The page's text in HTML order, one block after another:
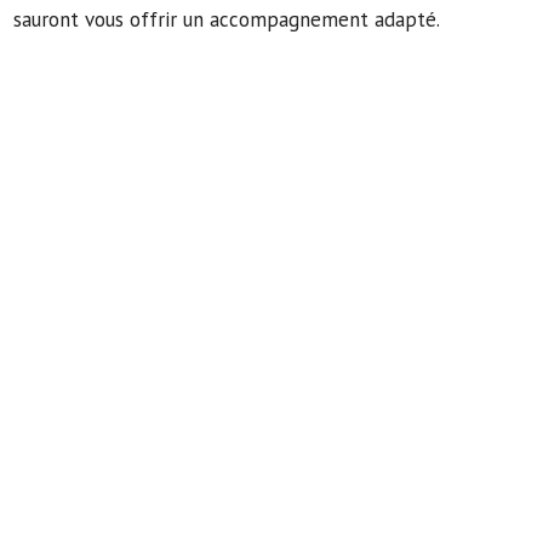
sauront vous offrir un accompagnement adapté.